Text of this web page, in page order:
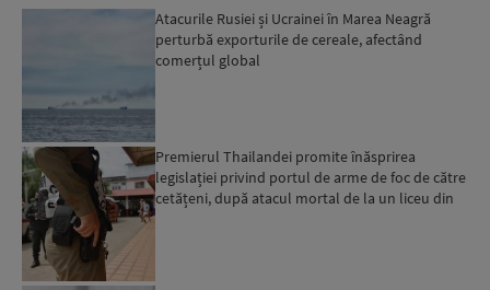
Atacurile Rusiei și Ucrainei în Marea Neagră
perturbă exporturile de cereale, afectând
comerțul global
Premierul Thailandei promite înăsprirea
legislației privind portul de arme de foc de către
cetățeni, după atacul mortal de la un liceu din